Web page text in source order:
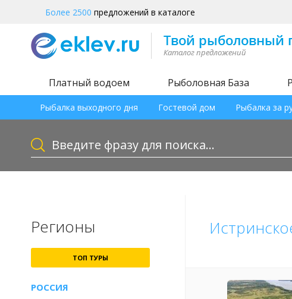
Более 2500 предложений в каталоге
Платный водоем Рыболовная База
Рыбалка выходного дня Гостевой дом Рыбалка за
Регионы
ТОП ТУРЫ
РОССИЯ